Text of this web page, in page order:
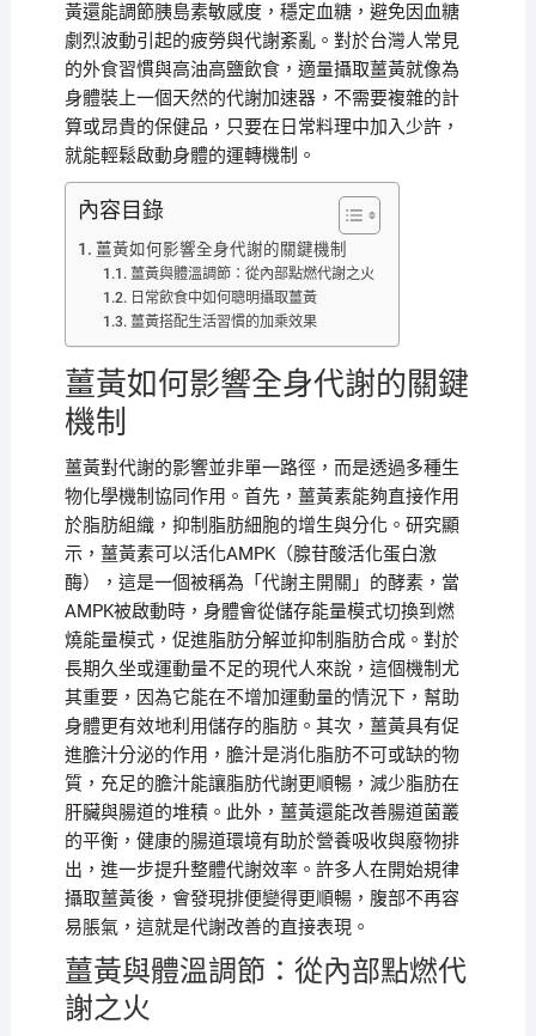
黃還能調節胰島素敏感度，穩定血糖，避免因血糖
劇烈波動引起的疲勞與代謝紊亂。對於台灣人常見
的外食習慣與高油高鹽飲食，適量攝取薑黃就像為
身體裝上一個天然的代謝加速器，不需要複雜的計
算或昂貴的保健品，只要在日常料理中加入少許，
就能輕鬆啟動身體的運轉機制。
內容目錄
薑黃如何影響全身代謝的關鍵機制
薑黃與體溫調節：從內部點燃代謝之火
日常飲食中如何聰明攝取薑黃
薑黃搭配生活習慣的加乘效果
薑黃如何影響全身代謝的關鍵
機制
薑黃對代謝的影響並非單一路徑，而是透過多種生
物化學機制協同作用。首先，薑黃素能夠直接作用
於脂肪組織，抑制脂肪細胞的增生與分化。研究顯
示，薑黃素可以活化AMPK（腺苷酸活化蛋白激
酶），這是一個被稱為「代謝主開關」的酵素，當
AMPK被啟動時，身體會從儲存能量模式切換到燃
燒能量模式，促進脂肪分解並抑制脂肪合成。對於
長期久坐或運動量不足的現代人來說，這個機制尤
其重要，因為它能在不增加運動量的情況下，幫助
身體更有效地利用儲存的脂肪。其次，薑黃具有促
進膽汁分泌的作用，膽汁是消化脂肪不可或缺的物
質，充足的膽汁能讓脂肪代謝更順暢，減少脂肪在
肝臟與腸道的堆積。此外，薑黃還能改善腸道菌叢
的平衡，健康的腸道環境有助於營養吸收與廢物排
出，進一步提升整體代謝效率。許多人在開始規律
攝取薑黃後，會發現排便變得更順暢，腹部不再容
易脹氣，這就是代謝改善的直接表現。
薑黃與體溫調節：從內部點燃代
謝之火